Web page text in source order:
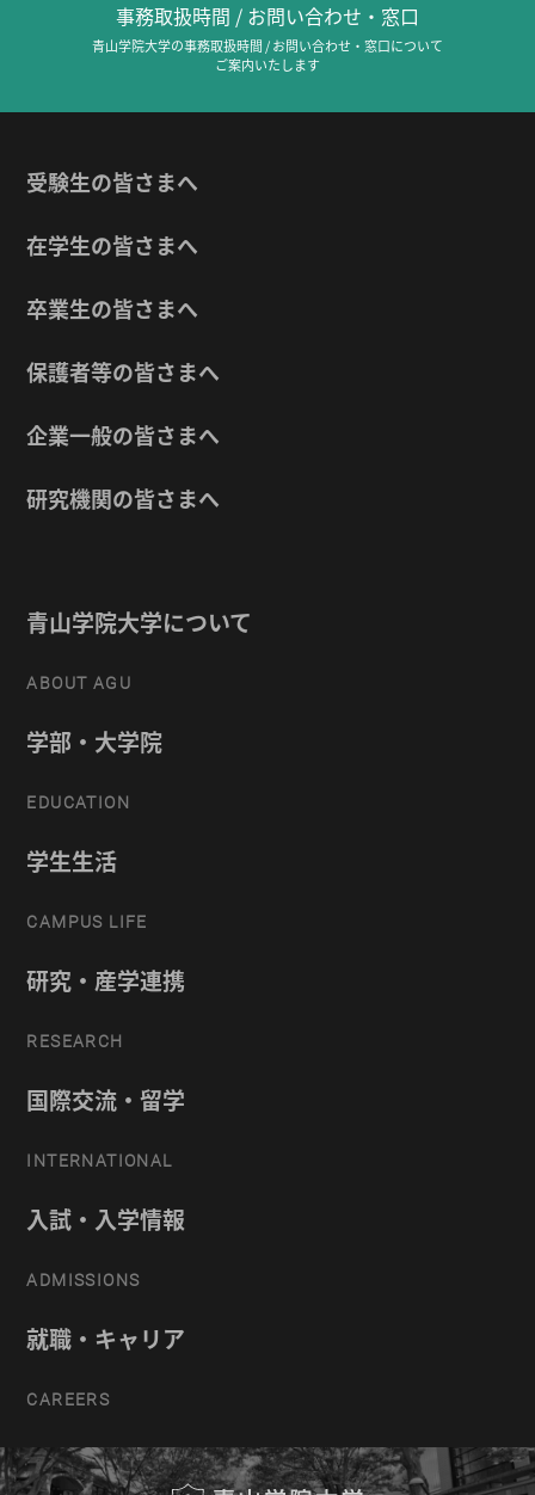
事務取扱時間 / お問い合わせ・窓口
青山学院大学の事務取扱時間 / お問い合わせ・窓口について
ご案内いたします
受験生の皆さまへ
在学生の皆さまへ
卒業生の皆さまへ
保護者等の皆さまへ
企業一般の皆さまへ
研究機関の皆さまへ
青山学院大学について
ABOUT AGU
学部・大学院
EDUCATION
学生生活
CAMPUS LIFE
研究・産学連携
RESEARCH
国際交流・留学
INTERNATIONAL
入試・入学情報
ADMISSIONS
就職・キャリア
CAREERS